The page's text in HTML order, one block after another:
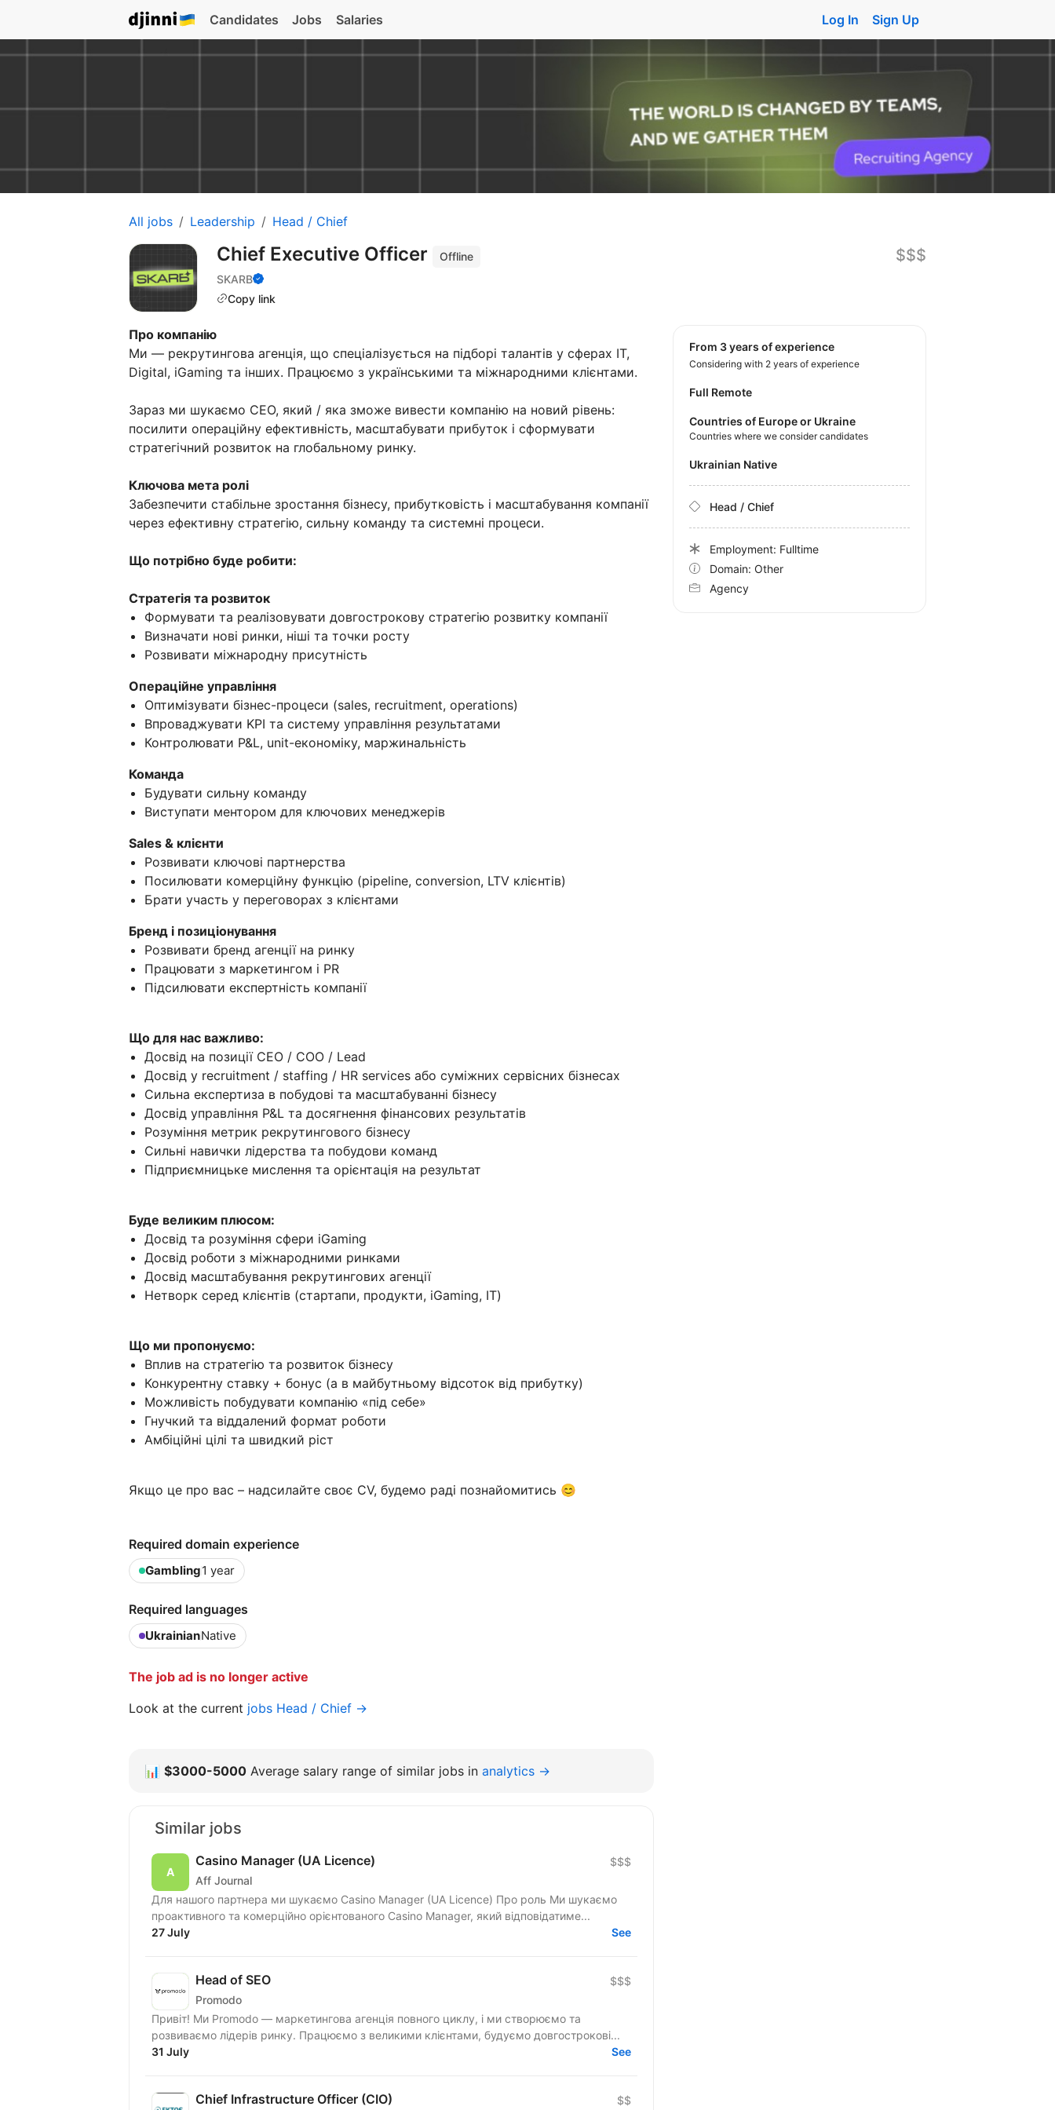
Candidates Jobs Salaries Log In Sign Up
All jobs Leadership Head / Chief
Chief Executive Officer
Offline
SKARB
Copy link
$$$
Про компанію
Ми — рекрутингова агенція, що спеціалізується на підборі талантів у сферах IT,
Digital, iGaming та інших. Працюємо з українськими та міжнародними клієнтами.
Зараз ми шукаємо CEO, який / яка зможе вивести компанію на новий рівень:
посилити операційну ефективність, масштабувати прибуток і сформувати
стратегічний розвиток на глобальному ринку.
Ключова мета ролі
Забезпечити стабільне зростання бізнесу, прибутковість і масштабування компанії
через ефективну стратегію, сильну команду та системні процеси.
Що потрібно буде робити:
Стратегія та розвиток
Формувати та реалізовувати довгострокову стратегію розвитку компанії
Визначати нові ринки, ніші та точки росту
Розвивати міжнародну присутність
Операційне управління
Оптимізувати бізнес-процеси (sales, recruitment, operations)
Впроваджувати KPI та систему управління результатами
Контролювати P&L, unit-економіку, маржинальність
Команда
Будувати сильну команду
Виступати ментором для ключових менеджерів
Sales & клієнти
Розвивати ключові партнерства
Посилювати комерційну функцію (pipeline, conversion, LTV клієнтів)
Брати участь у переговорах з клієнтами
Бренд і позиціонування
Розвивати бренд агенції на ринку
Працювати з маркетингом і PR
Підсилювати експертність компанії
Що для нас важливо:
Досвід на позиції CEO / COO / Lead
Досвід у recruitment / staffing / HR services або суміжних сервісних бізнесах
Сильна експертиза в побудові та масштабуванні бізнесу
Досвід управління P&L та досягнення фінансових результатів
Розуміння метрик рекрутингового бізнесу
Сильні навички лідерства та побудови команд
Підприємницьке мислення та орієнтація на результат
Буде великим плюсом:
Досвід та розуміння сфери iGaming
Досвід роботи з міжнародними ринками
Досвід масштабування рекрутингових агенції
Нетворк серед клієнтів (стартапи, продукти, iGaming, IT)
Що ми пропонуємо:
Вплив на стратегію та розвиток бізнесу
Конкурентну ставку + бонус (а в майбутньому відсоток від прибутку)
Можливість побудувати компанію «під себе»
Гнучкий та віддалений формат роботи
Амбіційні цілі та швидкий ріст
Якщо це про вас – надсилайте своє CV, будемо раді познайомитись 😊
Required domain experience
Gambling1 year
Required languages
UkrainianNative
The job ad is no longer active
Look at the current jobs Head / Chief →
from 3 years of experience
Considering with 2 years of experience
Full Remote
Countries of Europe or Ukraine
Countries where we consider candidates
Ukrainian Native
Head / Chief
Employment: Fulltime
Domain: Other
Agency
📊 $3000-5000 Average salary range of similar jobs in analytics →
Similar jobs
Casino Manager (UA Licence)
Aff Journal
$$$
Для нашого партнера ми шукаємо Casino Manager (UA Licence) Про роль Ми шукаємо
проактивного та комерційно орієнтованого Casino Manager, який відповідатиме...
27 July
See
Head of SEO
Promodo
$$$
Привіт! Ми Promodo — маркетингова агенція повного циклу, і ми створюємо та
розвиваємо лідерів ринку. Працюємо з великими клієнтами, будуємо довгострокові...
31 July
See
Chief Infrastructure Officer (CIO) $$